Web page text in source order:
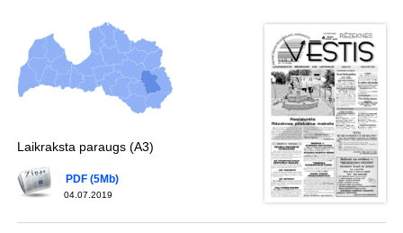
Laikraksta paraugs (A3)
04.07.2019
PDF (5Mb)